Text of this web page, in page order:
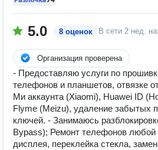
5.0 8 оценок В сети 2 нед.
Организация проверена
- Предоставляю услуги по
телефонов и планшетов, отвязке
Ми аккаунта (Xiaomi), Huawei ID
Flyme (Meizu), удаление забытых
ключей. - Занимаюсь
Bypass); Ремонт телефонов любой
дисплея, переклейка стекла,